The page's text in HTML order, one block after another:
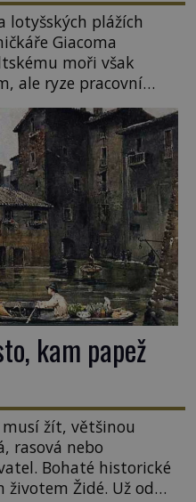
lotyšských plážích
Giacoma
moři však
ale ryze pracovní
cíl Casanova
procházel uličkami
Pobaltí kontaktoval
v této oblasti žádným
[…]
kam papež
žít, většinou
rasová nebo
Bohaté historické
Židé. Už od